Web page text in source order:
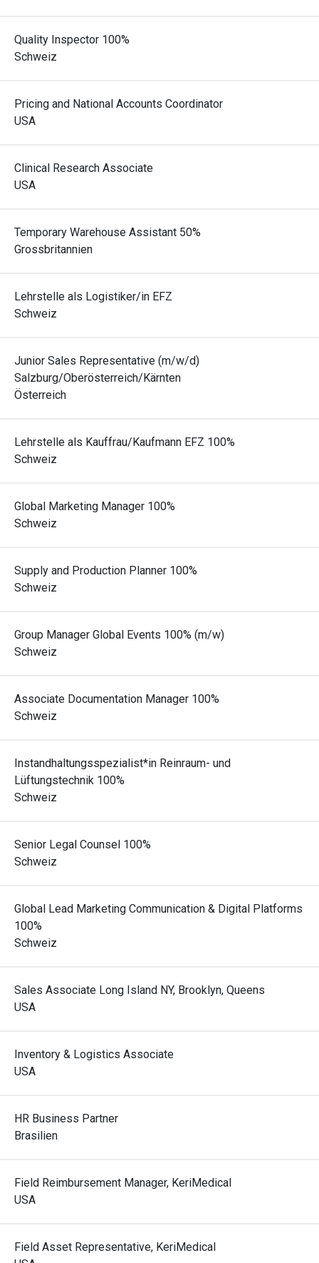
Quality Inspector 100%
Schweiz
Pricing and National Accounts Coordinator
USA
Clinical Research Associate
USA
Temporary Warehouse Assistant 50%
Grossbritannien
Lehrstelle als Logistiker/in EFZ
Schweiz
Junior Sales Representative (m/w/d)
Salzburg/Oberösterreich/Kärnten
Österreich
Lehrstelle als Kauffrau/Kaufmann EFZ 100%
Schweiz
Global Marketing Manager 100%
Schweiz
Supply and Production Planner 100%
Schweiz
Group Manager Global Events 100% (m/w)
Schweiz
Associate Documentation Manager 100%
Schweiz
Instandhaltungsspezialist*in Reinraum- und
Lüftungstechnik 100%
Schweiz
Senior Legal Counsel 100%
Schweiz
Global Lead Marketing Communication & Digital Platforms
100%
Schweiz
Sales Associate Long Island NY, Brooklyn, Queens
USA
Inventory & Logistics Associate
USA
HR Business Partner
Brasilien
Field Reimbursement Manager, KeriMedical
USA
Field Asset Representative, KeriMedical